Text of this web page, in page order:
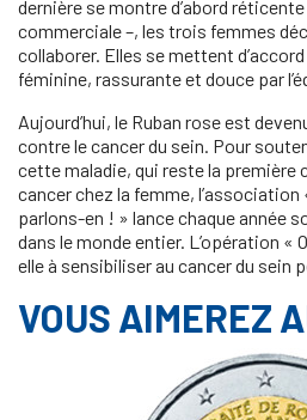
dernière se montre d’abord
commerciale –, les trois femmes
collaborer. Elles se mettent
féminine, rassurante et douce par
Aujourd’hui, le Ruban rose est
contre le cancer du sein. Pour
cette maladie, qui reste la première
cancer chez la femme, l’association
parlons-en ! » lance chaque année
dans le monde entier. L’opération «
elle à sensibiliser au cancer du sein
VOUS AIMEREZ